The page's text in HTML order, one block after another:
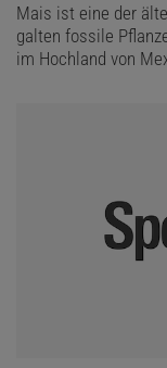
Mais ist eine der
galten fossile
im Hochland von